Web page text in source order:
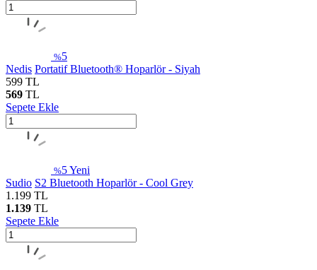
%5
Nedis Portatif Bluetooth® Hoparlör - Siyah
599 TL
569 TL
Sepete Ekle
%5Yeni
Sudio S2 Bluetooth Hoparlör - Cool Grey
1.199 TL
1.139 TL
Sepete Ekle